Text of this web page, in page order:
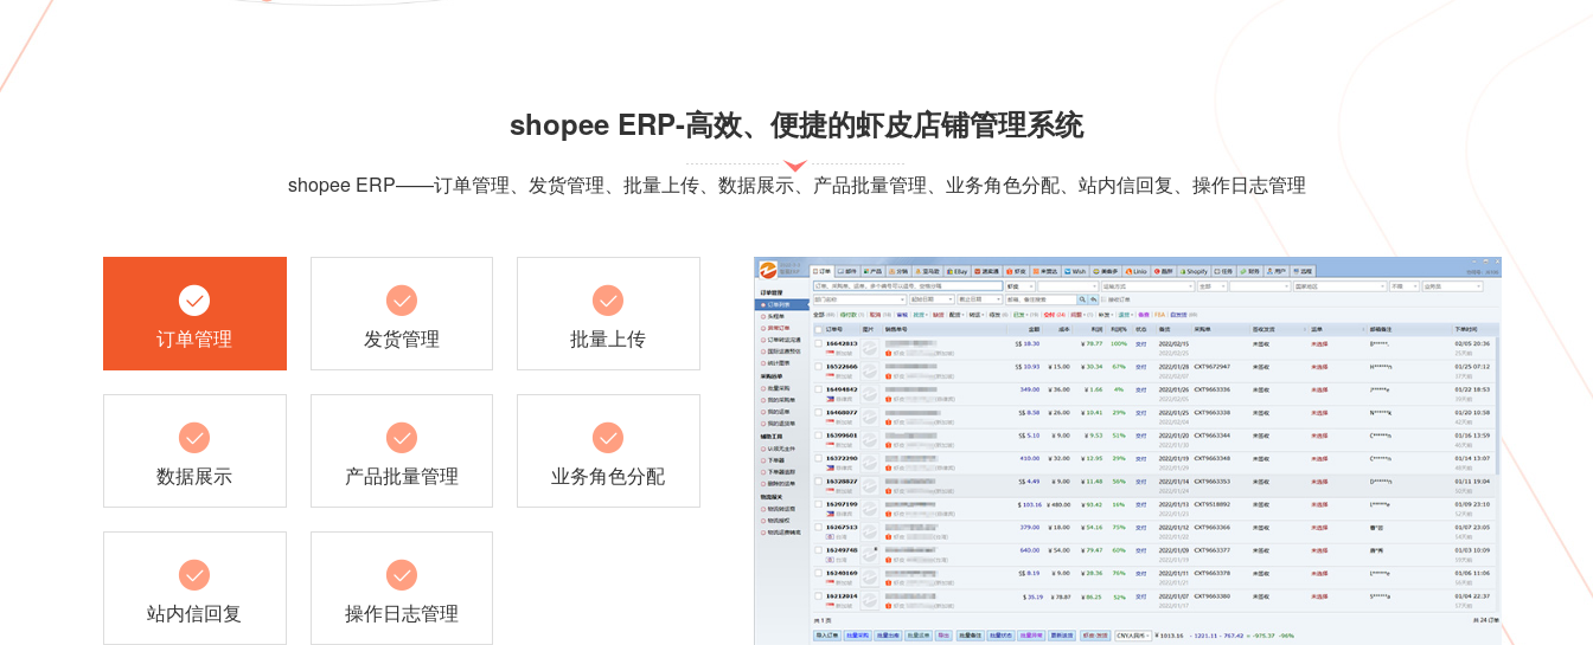
shopee ERP-高效、便捷的虾皮店铺管理系统
shopee ERP——订单管理、发货管理、批量上传、数据展示、产品批量管理、业务角色分配、站内信回复、操作日志管理
订单管理 发货管理 批量上传
数据展示 产品批量管理 业务角色分配
站内信回复 操作日志管理